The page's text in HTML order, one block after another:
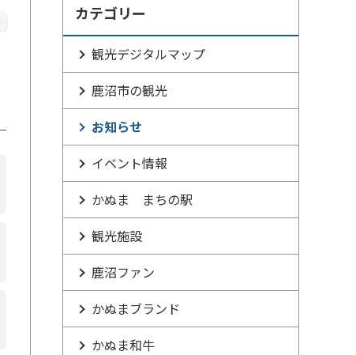
カテゴリー
観光デジタルマップ
鹿沼市の観光
お知らせ
イベント情報
かぬま まちの駅
観光施設
鹿沼ファン
かぬまブランド
かぬま和牛